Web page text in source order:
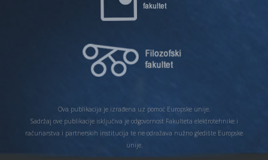
Ova publikacija je izrađena uz pomoć Europske unije.
Sadržaj ove publikacije isključiva je odgovornost Fakulteta elektrotehnike i
računarstva i partnerskih institucija te ne odražava nužno gledište Europske
unije.